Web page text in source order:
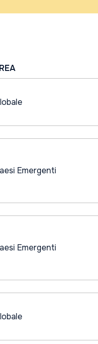
Emergenti
Emergenti